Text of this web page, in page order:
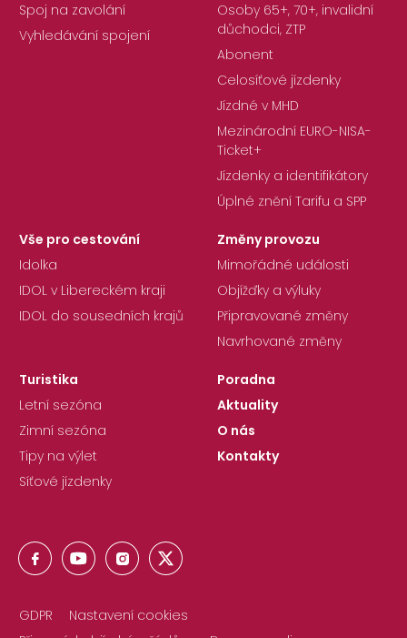
Spoj na zavolání
Vyhledávání spojení
Osoby 65+, 70+, invalidní
důchodci, ZTP
Abonent
Celosíťové jízdenky
Jízdné v MHD
Mezinárodní EURO-NISA-
Ticket+
Jízdenky a identifikátory
Úplné znění Tarifu a SPP
Vše pro cestování
Idolka
IDOL v Libereckém kraji
IDOL do sousedních krajů
Změny provozu
Mimořádné události
Objížďky a výluky
Připravované změny
Navrhované změny
Turistika
Letní sezóna
Zimní sezóna
Tipy na výlet
Síťové jízdenky
Poradna
Aktuality
O nás
Kontakty
GDPR
Nastavení cookies